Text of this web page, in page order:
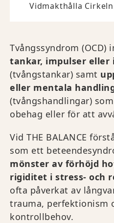
Vidmakthålla
Tvångssyndrom (OCD)
tankar, impulser eller
(tvångstankar) samt
eller mentala
(tvångshandlingar)
obehag eller för att
Vid THE BALANCE
som ett
mönster av förhöjd
rigiditet i stress- och
ofta påverkat av
trauma, perfektionism
kontrollbehov.